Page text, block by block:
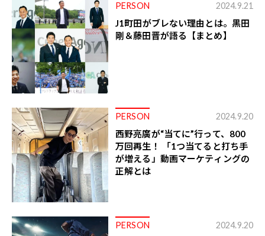
PERSON 2024.9.21
J1町田がブレない理由とは。黒田
剛＆藤田晋が語る【まとめ】
PERSON 2024.9.20
西野亮廣が“当てに”行って、800
万回再生！ 「1つ当てると打ち手
が増える」動画マーケティングの
正解とは
PERSON 2024.9.20